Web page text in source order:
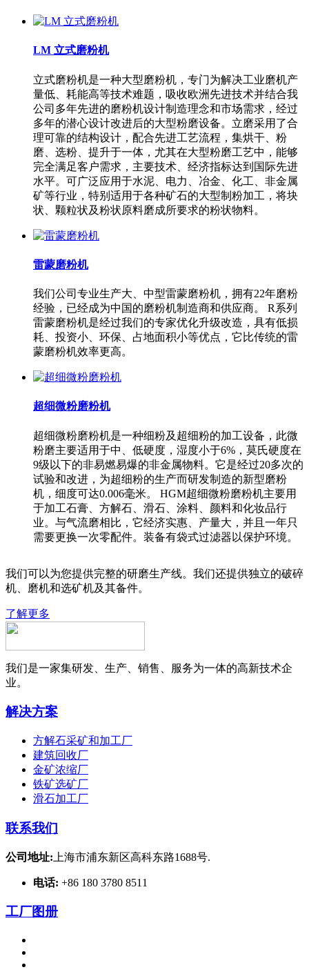
LM 立式磨粉机
立式磨粉机是一种大型磨粉机，专门为解决工业磨机产
量低、耗能高等技术难题，吸收欧洲先进技术并结合我
公司多年先进的磨粉机设计制造理念和市场需求，经过
多年的潜心设计改进后的大型粉磨设备。立磨采用了合
理可靠的结构设计，配合先进工艺流程，集烘干、粉
磨、选粉、提升于一体，尤其在大型粉磨工艺中，能够
完全满足客户需求，主要技术、经济指标达到国际先进
水平。可广泛应用于水泥、电力、冶金、化工、非金属
矿等行业，特别适用于各种矿石的大型制粉加工，将块
状、颗粒状及粉状原料磨成所要求的粉状物料。
雷蒙磨粉机
我们公司专业生产大、中型雷蒙磨粉机，拥有22年磨粉
经验，已经成为中国的磨粉机制造商和供应商。 R系列
雷蒙磨粉机是经过我们的专家优化升级改造，具有低损
耗、投资小、环保、占地面积小等优点，它比传统的雷
蒙磨粉机效率更高。
超细微粉磨粉机
超细微粉磨粉机是一种细粉及超细粉的加工设备，此微
粉磨主要适用于中、低硬度，湿度小于6%，莫氏硬度在
9级以下的非易燃易爆的非金属物料。它是经过20多次的
试验和改进，为超细粉的生产而研发制造的新型磨粉
机，细度可达0.006毫米。 HGM超细微粉磨粉机主要用
于加工石膏、方解石、滑石、涂料、颜料和化妆品行
业。与气流磨相比，它经济实惠、产量大，并且一年只
需要更换一次零配件。装备有袋式过滤器以保护环境。
我们可以为您提供完整的研磨生产线。我们还提供独立的破碎
机、磨机和选矿机及其备件。
了解更多
我们是一家集研发、生产、销售、服务为一体的高新技术企
业。
解决方案
方解石采矿和加工厂
建筑回收厂
金矿浓缩厂
铁矿选矿厂
滑石加工厂
联系我们
公司地址: 上海市浦东新区高科东路1688号.
电话: +86 180 3780 8511
工厂图册